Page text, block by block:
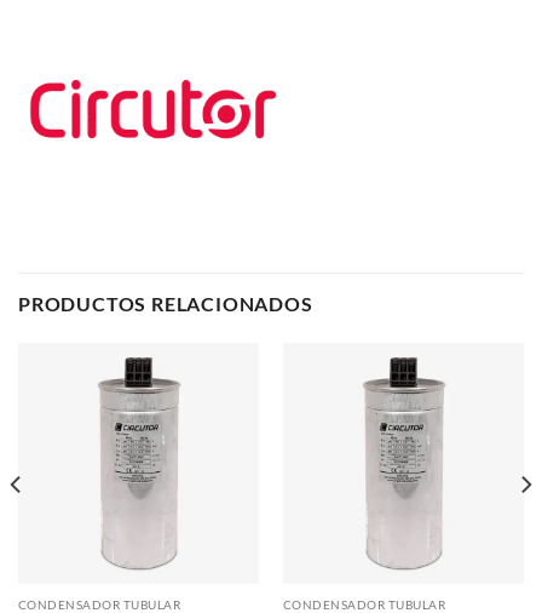
PRODUCTOS RELACIONADOS
CONDENSADOR TUBULAR CONDENSADOR TUBULAR